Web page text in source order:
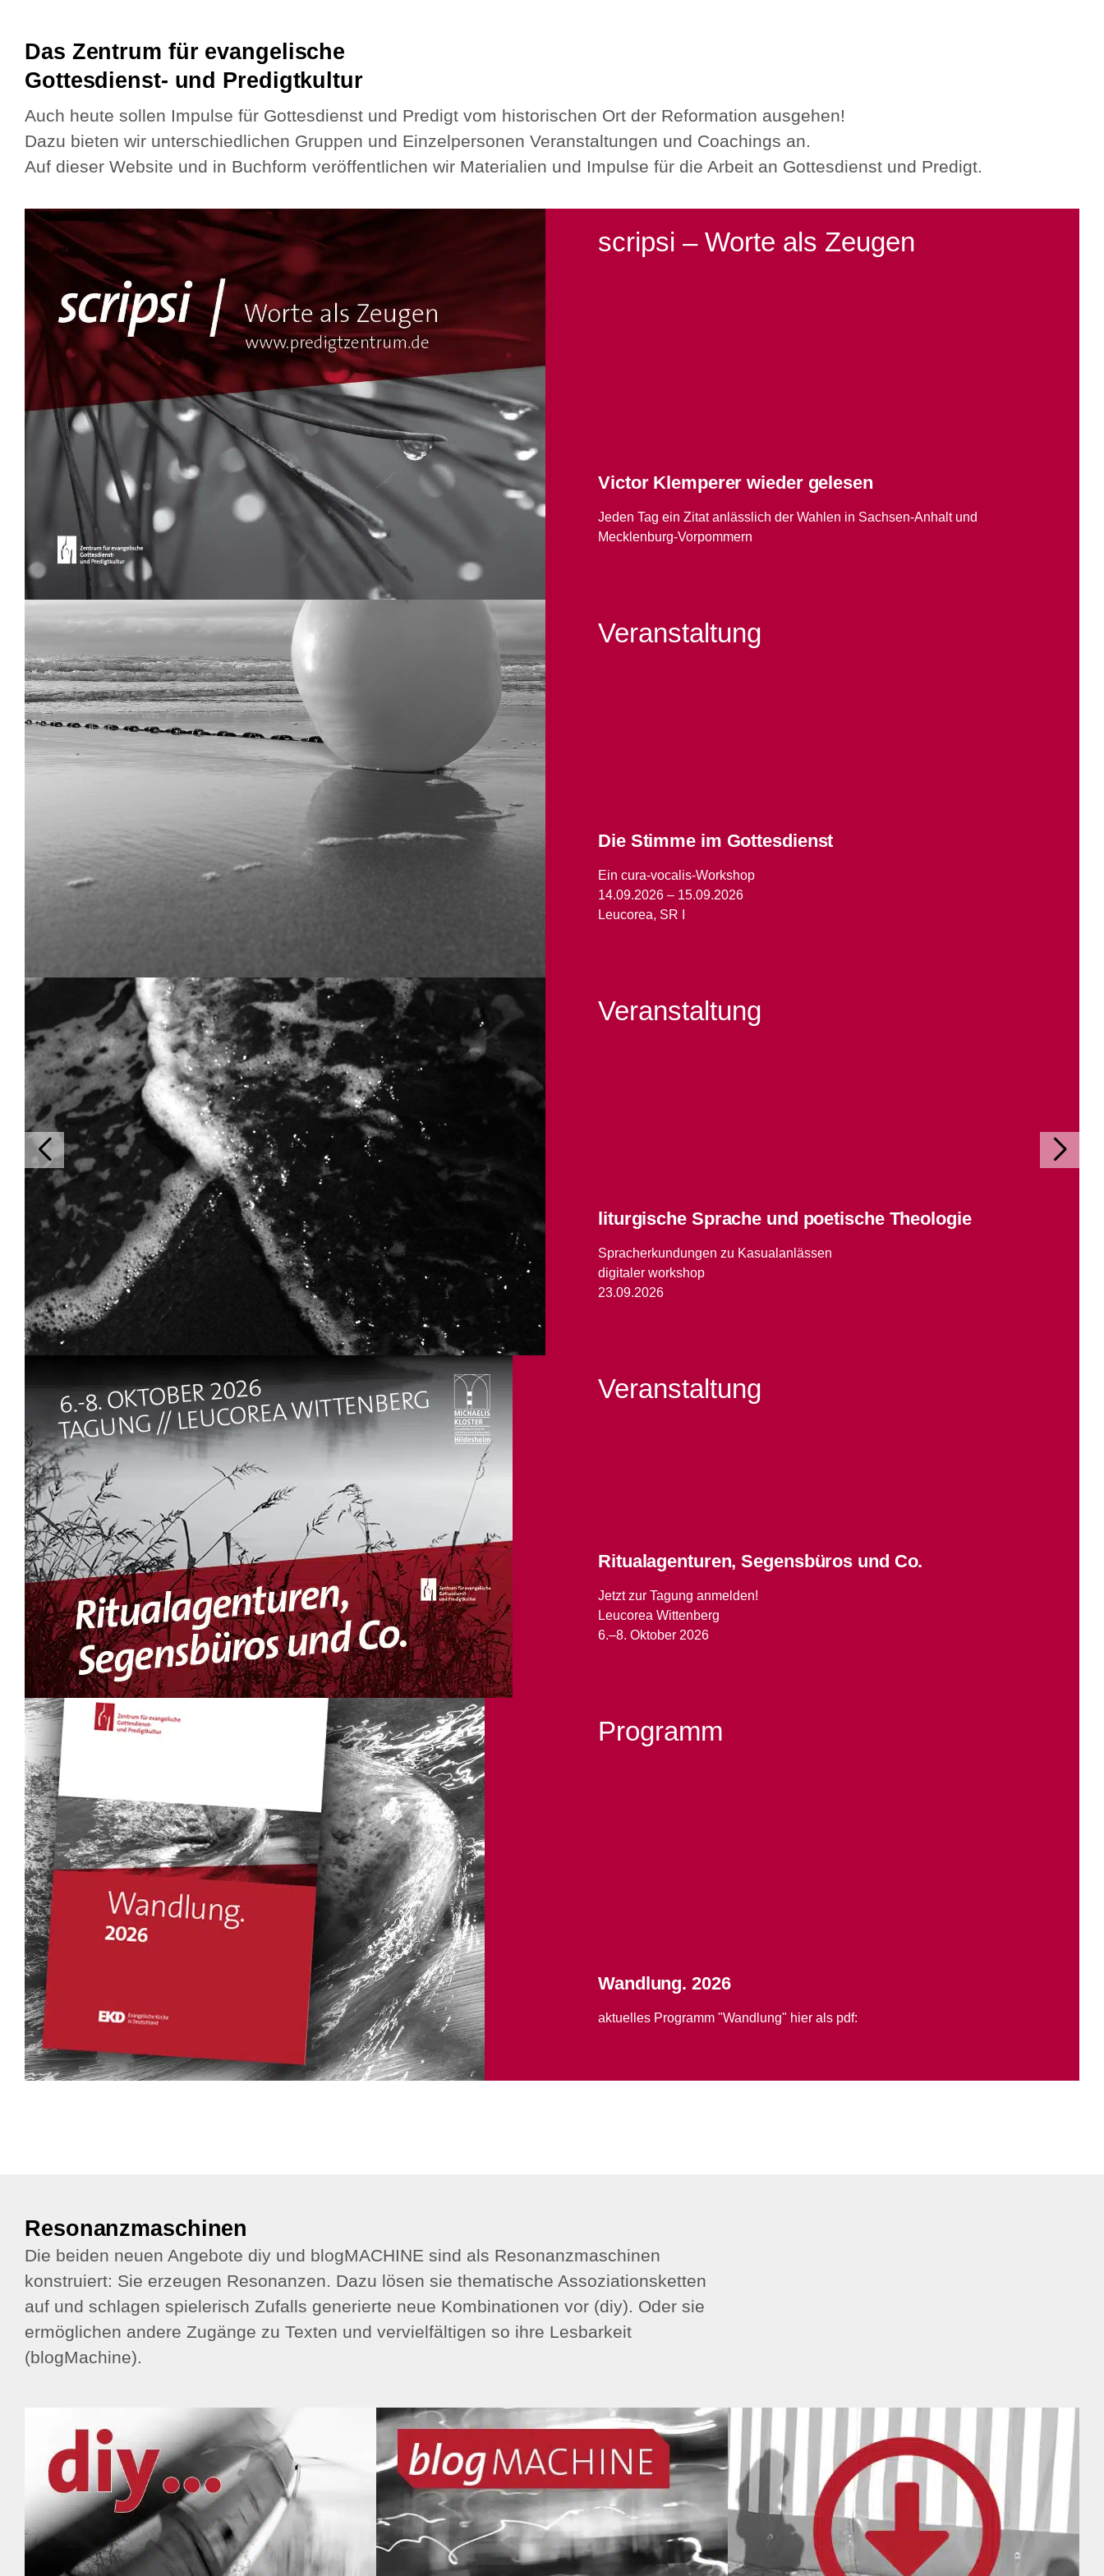
Das Zentrum für evangelische
Gottesdienst- und Predigtkultur
Auch heute sollen Impulse für Gottesdienst und Predigt vom historischen Ort der Reformation ausgehen!
Dazu bieten wir unterschiedlichen Gruppen und Einzelpersonen Veranstaltungen und Coachings an.
Auf dieser Website und in Buchform veröffentlichen wir Materialien und Impulse für die Arbeit an Gottesdienst und Predigt.
scripsi – Worte als Zeugen
Victor Klemperer wieder gelesen
Jeden Tag ein Zitat anlässlich der Wahlen in Sachsen-Anhalt und
Mecklenburg-Vorpommern
Veranstaltung
Die Stimme im Gottesdienst
Ein cura-vocalis-Workshop
14.09.2026 – 15.09.2026
Leucorea, SR I
Veranstaltung
liturgische Sprache und poetische Theologie
Spracherkundungen zu Kasualanlässen
digitaler workshop
23.09.2026
Veranstaltung
Ritualagenturen, Segensbüros und Co.
Jetzt zur Tagung anmelden!
Leucorea Wittenberg
6.–8. Oktober 2026
Programm
Wandlung. 2026
aktuelles Programm "Wandlung" hier als pdf:
Resonanzmaschinen
Die beiden neuen Angebote diy und blogMACHINE sind als Resonanzmaschinen
konstruiert: Sie erzeugen Resonanzen. Dazu lösen sie thematische Assoziationsketten
auf und schlagen spielerisch Zufalls generierte neue Kombinationen vor (diy). Oder sie
ermöglichen andere Zugänge zu Texten und vervielfältigen so ihre Lesbarkeit
(blogMachine).